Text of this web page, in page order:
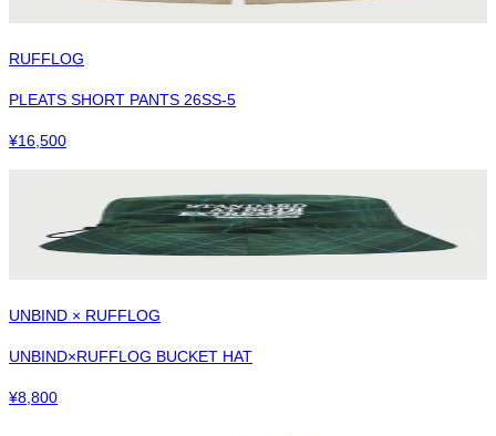
RUFFLOG
PLEATS SHORT PANTS 26SS-5
¥16,500
UNBIND × RUFFLOG
UNBIND×RUFFLOG BUCKET HAT
¥8,800